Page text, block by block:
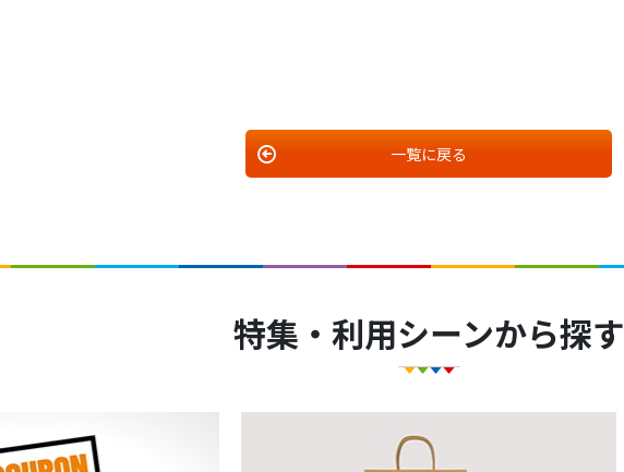
一覧に戻る
特集・利用シーンから探す